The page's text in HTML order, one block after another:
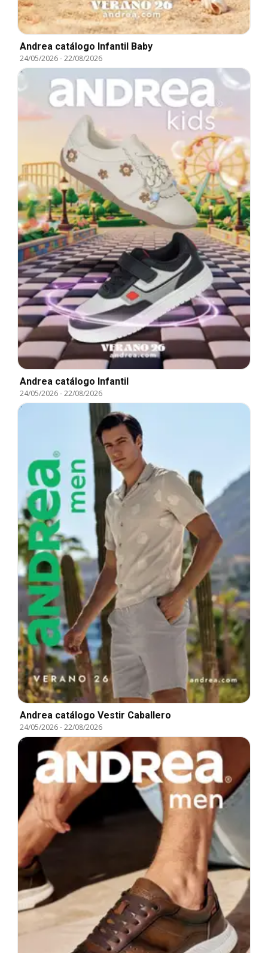
Andrea catálogo Infantil Baby
24/05/2026-22/08/2026
Andrea catálogo Infantil
24/05/2026-22/08/2026
Andrea catálogo Vestir Caballero
24/05/2026-22/08/2026